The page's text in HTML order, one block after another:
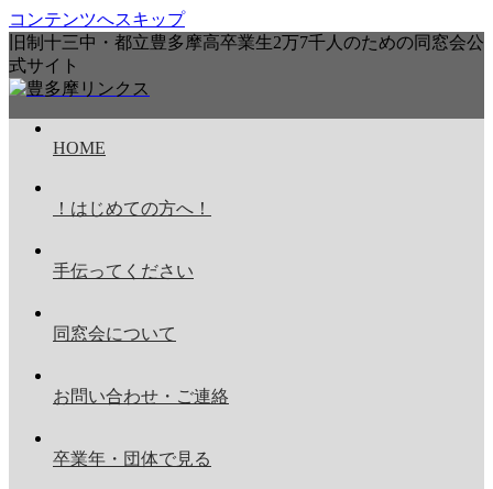
コンテンツへスキップ
旧制十三中・都立豊多摩高卒業生2万7千人のための同窓会公
式サイト
HOME
！はじめての方へ！
手伝ってください
同窓会について
お問い合わせ・ご連絡
卒業年・団体で見る